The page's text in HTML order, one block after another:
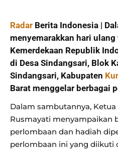
Radar Berita Indonesia |
menyemarakkan hari
Kemerdekaan Republik
di Desa Sindangsari, Blok
Sindangsari, Kabupaten
Barat menggelar berbagai
Dalam sambutannya, Ketua
Rusmayati menyampaikan
perlombaan dan hadiah
perlombaan ini yang diikuti